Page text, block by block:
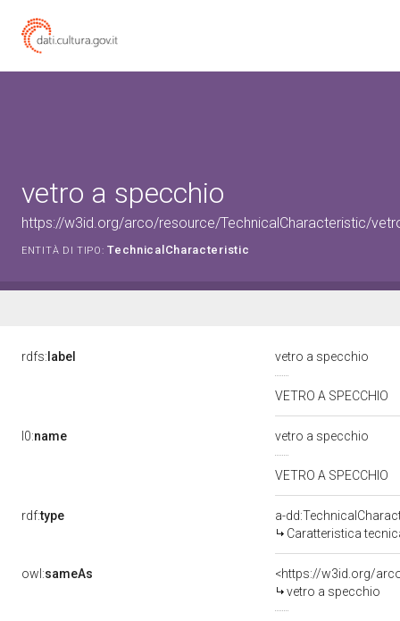
vetro a specchio
https://w3id.org/arco/resource/TechnicalCharacteristic/
ENTITÀ DI TIPO: TechnicalCharacteristic
rdfs: label vetro a specchio
VETRO A SPECCHIO
l0:name vetro a specchio
VETRO A SPECCHIO
rdf:type
a-
Caratteristica
owl:sameAs
<https://w3id.org/
vetro a specchio